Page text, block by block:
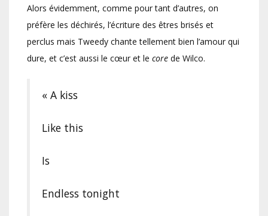
Alors évidemment, comme pour tant d’autres, on
préfère les déchirés, l’écriture des êtres brisés et
perclus mais Tweedy chante tellement bien l’amour qui
dure, et c’est aussi le cœur et le core de Wilco.
« A kiss
Like this
Is
Endless tonight